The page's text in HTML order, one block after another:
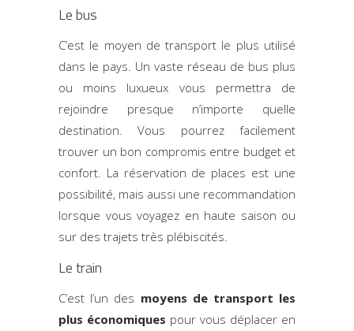
Le bus
C’est le moyen de transport le plus utilisé
dans le pays. Un vaste réseau de bus plus
ou moins luxueux vous permettra de
rejoindre presque n’importe quelle
destination. Vous pourrez facilement
trouver un bon compromis entre budget et
confort. La réservation de places est une
possibilité, mais aussi une recommandation
lorsque vous voyagez en haute saison ou
sur des trajets très plébiscités.
Le train
C’est l’un des moyens de transport les
plus économiques pour vous déplacer en